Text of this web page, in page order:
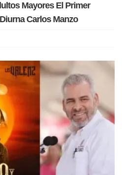
Mayores El Primer
Carlos Manzo